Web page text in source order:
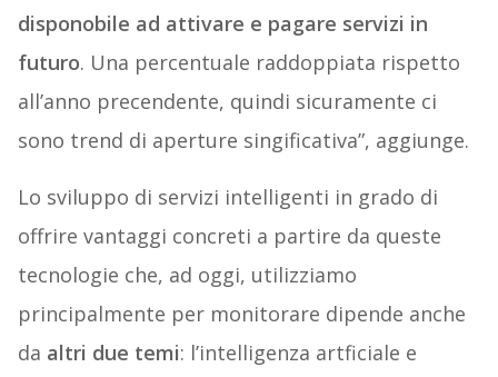
disponobile ad attivare e pagare servizi in
futuro. Una percentuale raddoppiata rispetto
all’anno precendente, quindi sicuramente ci
sono trend di aperture singificativa”, aggiunge.
Lo sviluppo di servizi intelligenti in grado di
offrire vantaggi concreti a partire da queste
tecnologie che, ad oggi, utilizziamo
principalmente per monitorare dipende anche
da altri due temi: l’intelligenza artficiale e